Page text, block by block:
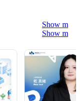
Show more
Show more